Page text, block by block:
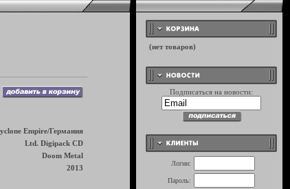
Empire/Германия
Ltd. Digipack CD
Doom Metal
2013
Подписаться на новости:
Логин:
Пароль: